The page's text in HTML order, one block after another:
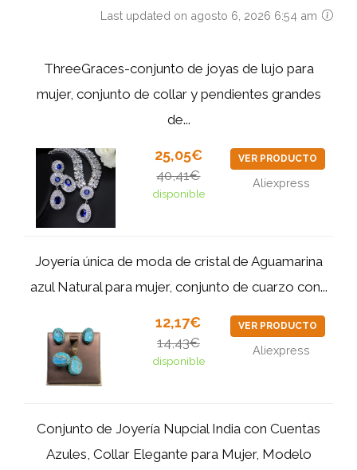
Last updated on agosto 6, 2026 6:54 am
ThreeGraces-conjunto de joyas de lujo para
mujer, conjunto de collar y pendientes grandes
de...
25,05€
40,41€
disponible
VER PRODUCTO
Aliexpress
Joyería única de moda de cristal de Aguamarina
azul Natural para mujer, conjunto de cuarzo con...
12,17€
14,43€
disponible
VER PRODUCTO
Aliexpress
Conjunto de Joyería Nupcial India con Cuentas
Azules, Collar Elegante para Mujer, Modelo